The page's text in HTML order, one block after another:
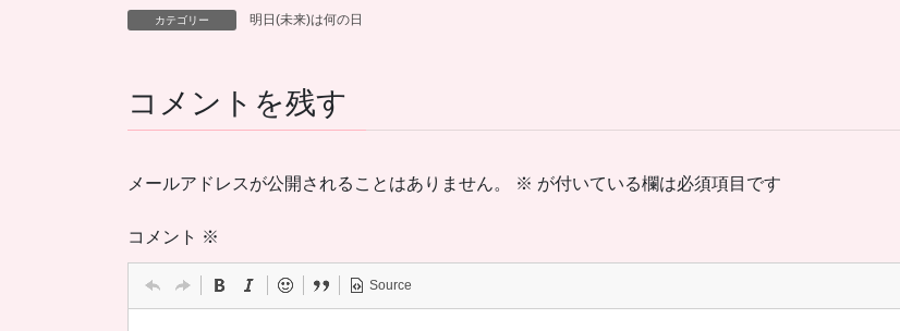
カテゴリー 明日(未来)は何の日
コメントを残す
メールアドレスが公開されることはありません。 ※ が付いている欄は必須項目です
コメント ※
Source